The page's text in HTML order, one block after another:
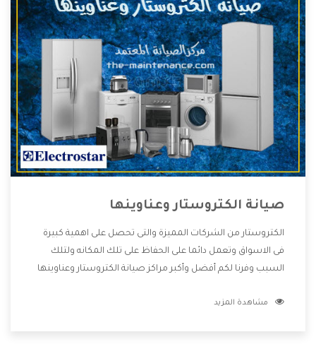
صيانة الكتروستار وعناوينها
الكتروستار من الشركات المميزة والتى تحصل على اهمية كبيرة
فى الاسواق وتعمل دائما على الحفاظ على تلك المكانه ولتلك
السبب وفرنا لكم أفضل وأكبر مراكز صيانة الكتروستار وعناوينها
المنتجات دون اى ازعاج كما أننا نهتم بكل ما يحتاجه المستهلك
مشاهدة المزيد